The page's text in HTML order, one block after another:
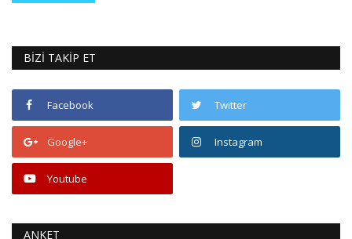
BİZİ TAKİP ET
Facebook Twitter
Google+ Instagram
Youtube
ANKET